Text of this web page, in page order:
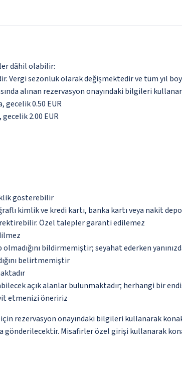
dâhil olabilir:
Vergi sezonluk olarak değişmektedir ve tüm yıl
alınan rezervasyon onayındaki bilgileri
gecelik 0.50 EUR
2.00 EUR
gösterebilir
kimlik ve kredi kartı, banka kartı veya nakit
Özel talepler garanti edilemez
bildirmemiştir; seyahat ederken
belirtmemiştir
açık alanlar bulunmaktadır; herhangi bir
etmenizi öneririz
rezervasyon onayındaki bilgileri kullanarak
Misafirler özel girişi kullanarak